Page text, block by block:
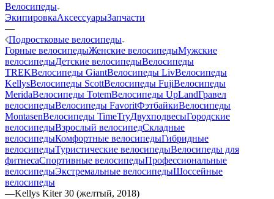
Велосипеды
ЭкипировкаАксессуарыЗапчасти
—
Подростковые велосипеды
Горные велосипедыЖенские велосипедыМужские
велосипедыДетские велосипедыВелосипеды
TREKВелосипеды GiantВелосипеды LivВелосипеды
KellysВелосипеды ScottВелосипеды FujiВелосипеды
MeridaВелосипеды TotemВелосипеды UpLandГравел
велосипедыВелосипеды FavoritФэтбайкиВелосипеды
MontasenВелосипеды TimeTryДвухподвесыГородские
велосипедыВзрослый велосипедСкладные
велосипедыКомфортные велосипедыГибридные
велосипедыТуристические велосипедыВелосипеды для
фитнесаСпортивные велосипедыПрофессиональные
велосипедыЭкстремальные велосипедыШоссейные
велосипеды
—Kellys Kiter 30 (желтый, 2018)